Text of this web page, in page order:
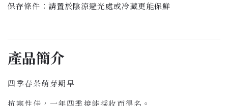
保存條件：請置於陰涼避光處或冷藏更能保鮮
產品簡介
四季春茶萌芽期早
抗寒性佳，一年四季接能採收而得名。